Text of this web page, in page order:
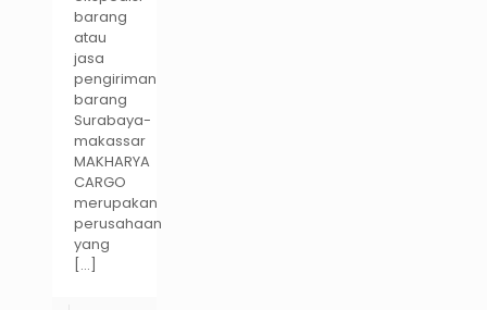
barang
atau
jasa
pengiriman
barang
Surabaya-
makassar
MAKHARYA
CARGO
merupakan
perusahaan
yang
[…]